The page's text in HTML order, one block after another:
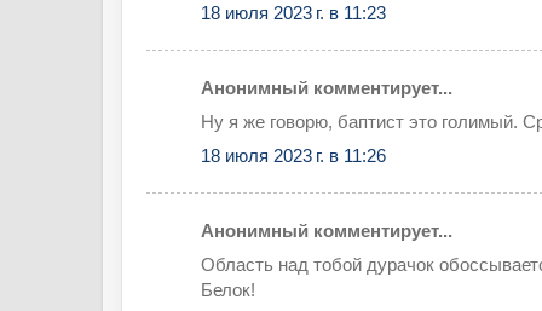
18 июля 2023 г. в 11:23
Анонимный комментирует...
Ну я же говорю, баптист это голимый.
18 июля 2023 г. в 11:26
Анонимный комментирует...
Область над тобой дурачок
Белок!